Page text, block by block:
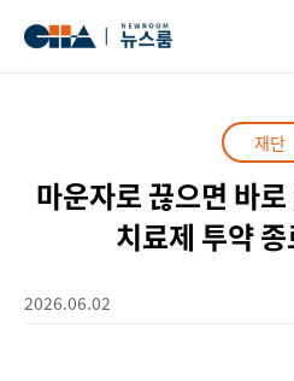
재단
마운자로 끊으면 바
치료제 투약
2026.06.02